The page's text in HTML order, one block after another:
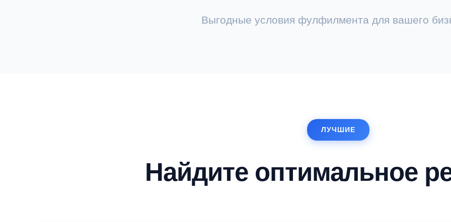
Выгодные условия фулфилмента для вашего
ЛУЧШИЕ
Найдите оптимальное